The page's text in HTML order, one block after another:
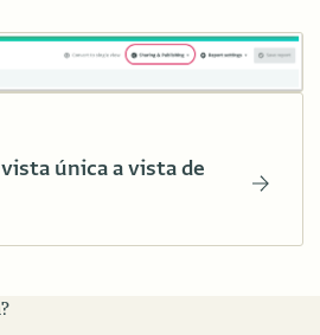
única a vista de